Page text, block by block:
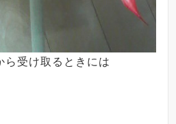
ら受け取るときには